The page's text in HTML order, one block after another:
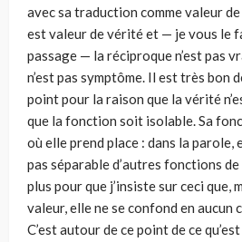
avec sa traduction comme valeur
est valeur de vérité et — je vous le
passage — la réciproque n’est pas
n’est pas symptôme. Il est très bon
point pour la raison que la vérité
que la fonction soit isolable. Sa
où elle prend place : dans la parole,
pas séparable d’autres fonctions
plus pour que j’insiste sur ceci que,
valeur, elle ne se confond en aucun
C’est autour de ce point de ce